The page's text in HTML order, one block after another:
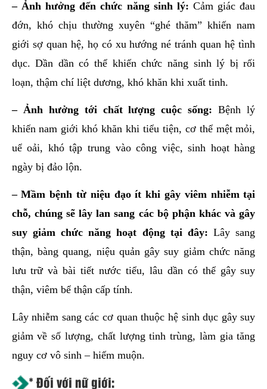
– Ảnh hưởng đến chức năng sinh lý: Cảm giác đau
đớn, khó chịu thường xuyên “ghé thăm” khiến nam
giới sợ quan hệ, họ có xu hướng né tránh quan hệ tình
dục. Dần dần có thể khiến chức năng sinh lý bị rối
loạn, thậm chí liệt dương, khó khăn khi xuất tinh.
– Ảnh hưởng tới chất lượng cuộc sống: Bệnh lý
khiến nam giới khó khăn khi tiểu tiện, cơ thể mệt mỏi,
uể oải, khó tập trung vào công việc, sinh hoạt hàng
ngày bị đảo lộn.
– Mầm bệnh từ niệu đạo ít khi gây viêm nhiễm tại
chỗ, chúng sẽ lây lan sang các bộ phận khác và gây
suy giảm chức năng hoạt động tại đây:Lây sang
thận, bàng quang, niệu quản gây suy giảm chức năng
lưu trữ và bài tiết nước tiểu, lâu dần có thể gây suy
thận, viêm bể thận cấp tính.
Lây nhiễm sang các cơ quan thuộc hệ sinh dục gây suy
giảm về số lượng, chất lượng tinh trùng, làm gia tăng
nguy cơ vô sinh – hiếm muộn.
* Đối với nữ giới: